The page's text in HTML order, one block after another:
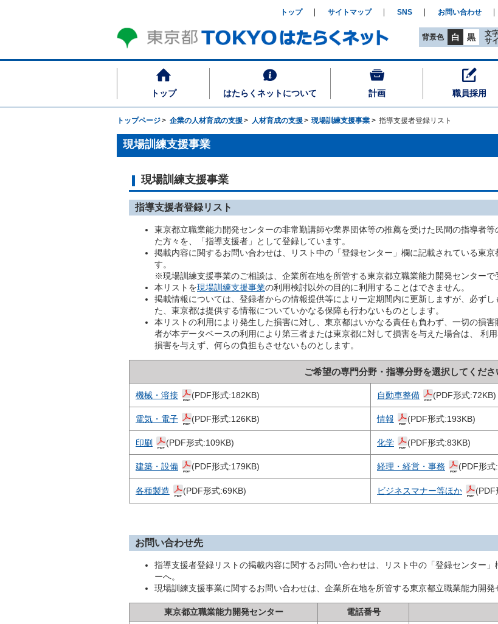
トップ はたらくネットについて 計画 職員採用
背景色 白 黒
文
サ
トップ サイトマップ SNS お問い合わせ
トップページ 企業の人材育成の支援 人材育成の支援 現場訓練支援事業 指導支援者登録リスト
現場訓練支援事業
現場訓練支援事業
指導支援者登録リスト
東京都立職業能力開発センターの非常勤講師や業界団体等の推薦を受けた民間の指導者
た方々を、「指導支援者」として登録しています。
掲載内容に関するお問い合わせは、リスト中の「登録センター」欄に記載されている東
す。
※現場訓練支援事業のご相談は、企業所在地を所管する東京都立職業能力開発センターで
本リストを現場訓練支援事業の利用検討以外の目的に利用することはできません。
掲載情報については、登録者からの情報提供等により一定期間内に更新しますが、必ず
た、東京都は提供する情報についていかなる保障も行わないものとします。
本リストの利用により発生した損害に対し、東京都はいかなる責任も負わず、一切の損
者が本データベースの利用により第三者または東京都に対して損害を与えた場合は、 利
損害を与えず、何らの負担もさせないものとします。
ご希望の専門分野・指導分野を選択してくださ
機械・溶接 (PDF形式:182KB) 自動車整備 (PDF形式:72KB)
電気・電子 (PDF形式:126KB) 情報 (PDF形式:193KB)
印刷 (PDF形式:109KB) 化学 (PDF形式:83KB)
建築・設備 (PDF形式:179KB) 経理・経営・事務 (PDF形式
各種製造 (PDF形式:69KB) ビジネスマナー等ほか (PDF
お問い合わせ先
指導支援者登録リストの掲載内容に関するお問い合わせは、リスト中の「登録センター
ーへ。
現場訓練支援事業に関するお問い合わせは、企業所在地を所管する東京都立職業能力開発
東京都立職業能力開発センター 電話番号